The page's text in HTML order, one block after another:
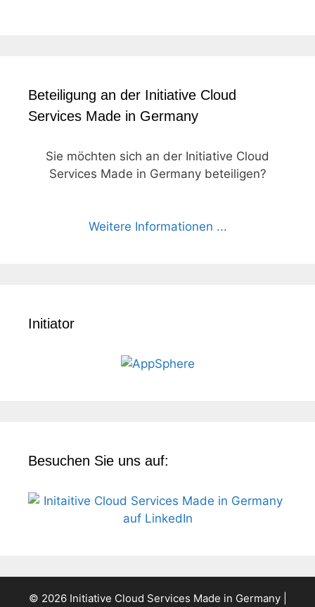
Beteiligung an der Initiative Cloud
Services Made in Germany
Sie möchten sich an der Initiative Cloud
Services Made in Germany beteiligen?
Weitere Informationen ...
Initiator
Besuchen Sie uns auf:
© 2026 Initiative Cloud Services Made in Germany |